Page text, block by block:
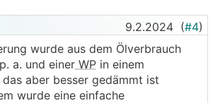
9.2.2024 (#4)
wurde aus dem Ölverbrauch
a. und einer WP in einem
das aber besser gedämmt ist
wurde eine einfache